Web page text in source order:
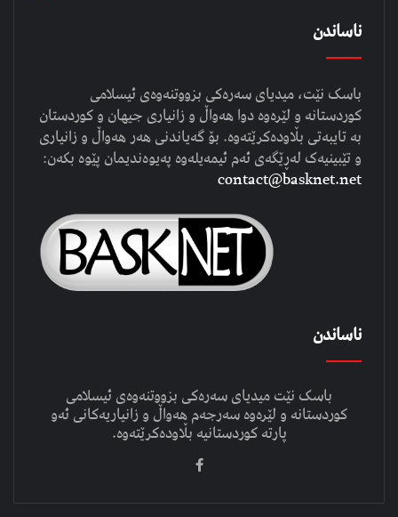
ناساندن
باسک نێت، میدیای سەرەکی بزووتنەوەی ئیسلامی
کوردستانە و لێرەوە دوا هەواڵ و زانیاری جیهان و کوردستان
بە تایبەتی بڵاودەکرێتەوە. بۆ گەیاندنی هەر هەواڵ و زانیاری
و تێبینیەک لەڕێگەی ئەم ئیمەیلەوە پەیوەندیمان پێوە بکەن:
contact@basknet.net
ناساندن
باسک نێت میدیای سەرەکی بزووتنەوەی ئیسلامی
کوردستانە و لێرەوە سەرجەم هەواڵ و زانیاریەکانی ئەو
پارتە کوردستانیە بڵاودەکرێتەوە.